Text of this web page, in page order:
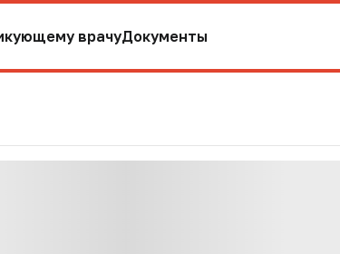
врачуДокументы